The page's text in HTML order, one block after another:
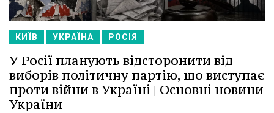
КИЇВ УКРАЇНА РОСІЯ
У Росії планують відсторонити від
виборів політичну партію, що виступає
проти війни в Україні | Основні новини
України